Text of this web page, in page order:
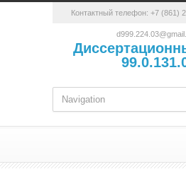
Контактный телефон: +7 (861)